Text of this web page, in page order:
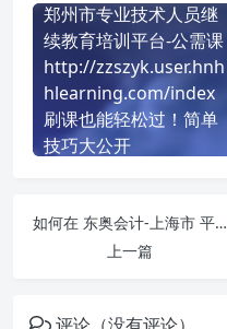
郑州市专业技术人员继
续教育培训平台-公需课
http://zzszyk.user.hnh
hlearning.com/index
刷课也能轻松过！简单
技巧大公开
如何在 东奥会计-上海市 平台快速完成学习任务？
上一篇